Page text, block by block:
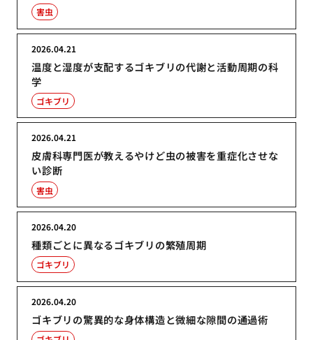
害虫
温度と湿度が支配するゴキブリの代謝と活動周期の科
学
2026.04.21
ゴキブリ
皮膚科専門医が教えるやけど虫の被害を重症化させな
い診断
2026.04.21
害虫
種類ごとに異なるゴキブリの繁殖周期
2026.04.20
ゴキブリ
ゴキブリの驚異的な身体構造と微細な隙間の通過術
2026.04.20